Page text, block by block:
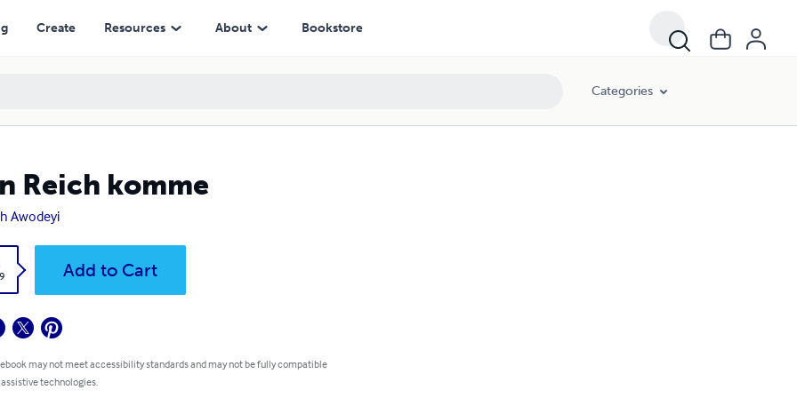
Create Resources About Bookstore
Categories
Reich komme
Awodeyi
Add to Cart
may not meet accessibility standards and may not be fully compatible
technologies.